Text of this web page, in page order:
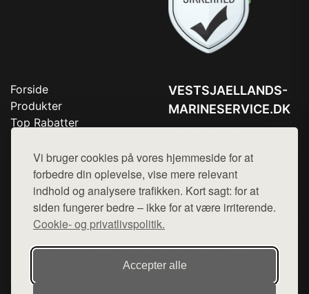
Vi bruger cookies på vores hjemmeside for at
forbedre din oplevelse, vise mere relevant
indhold og analysere trafikken. Kort sagt: for at
siden fungerer bedre – ikke for at være irriterende.
Cookie- og privatlivspolitik.
Accepter alle
Forside
Produkter
Top Rabatter
Kontakt
VESTSJAELLANDS-
MARINESERVICE.DK
Mail:hej@want.dk
Cookie- og privatlivspolitik
Denne side er en del af want.dk, der udgiver en række
hjemmesider med præsentation af forskellige produkter fra
diverse webshops. Der sælges ikke varer fra denne side - vi